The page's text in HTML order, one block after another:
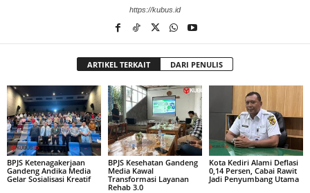
https://kubus.id
ARTIKEL TERKAIT DARI PENULIS
BPJS Ketenagakerjaan
Gandeng Andika Media
Gelar Sosialisasi Kreatif
BPJS Kesehatan Gandeng
Media Kawal
Transformasi Layanan
Rehab 3.0
Kota Kediri Alami Deflasi
0,14 Persen, Cabai Rawit
Jadi Penyumbang Utama